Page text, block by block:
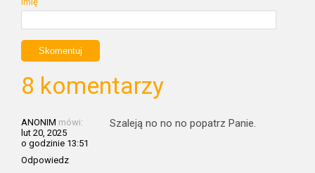
8 komentarzy
ANONIM mówi:
lut 20, 2025
o godzinie 13:51
Odpowiedz
Szaleją no no no popatrz Panie.